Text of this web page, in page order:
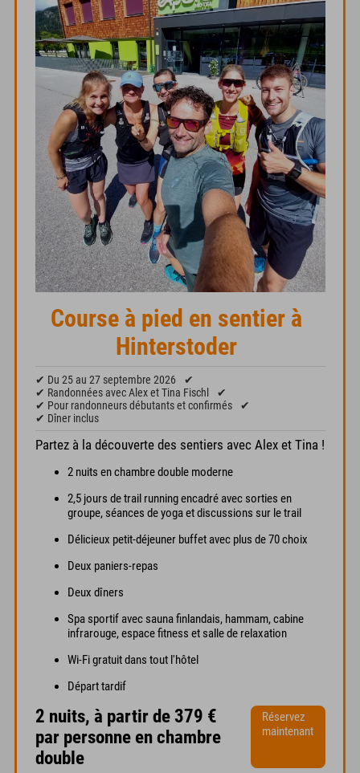
Course à pied en sentier à
Hinterstoder
✔ Du 25 au 27 septembre 2026
✔
✔ Randonnées avec Alex et Tina Fischl
✔
✔ Pour randonneurs débutants et confirmés
✔
✔ Dîner inclus
Partez à la découverte des sentiers avec Alex et Tina !
2 nuits en chambre double moderne
2,5 jours de trail running encadré avec sorties en
groupe, séances de yoga et discussions sur le trail
Délicieux petit-déjeuner buffet avec plus de 70 choix
Deux paniers-repas
Deux dîners
Spa sportif avec sauna finlandais, hammam, cabine
infrarouge, espace fitness et salle de relaxation
Wi-Fi gratuit dans tout l'hôtel
Départ tardif
2 nuits, à partir de 379 €
par personne en chambre
double
Réservez
maintenant